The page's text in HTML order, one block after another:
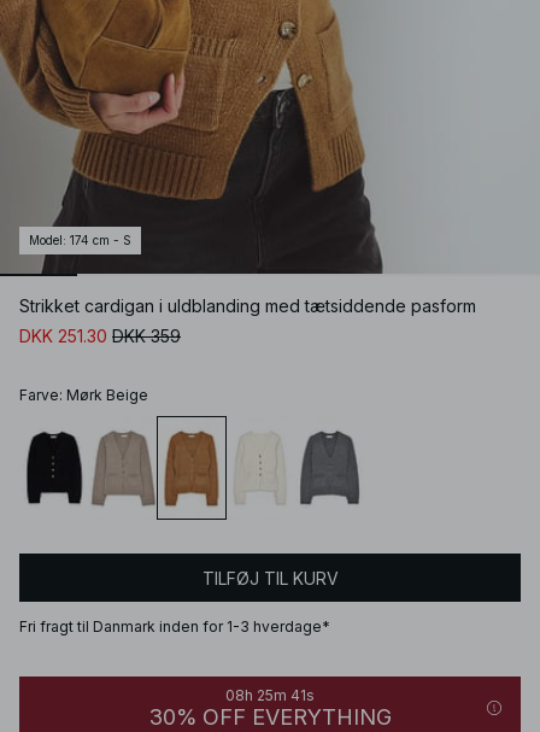
Model : 174 cm - S
Strikket cardigan i uldblanding med tætsiddende pasform
DKK 251.30 DKK 359
Farve: Mørk Beige
TILFØJ TIL KURV
Fri fragt til Danmark inden for 1-3 hverdage*
08h 25m 41s
30% OFF EVERYTHING